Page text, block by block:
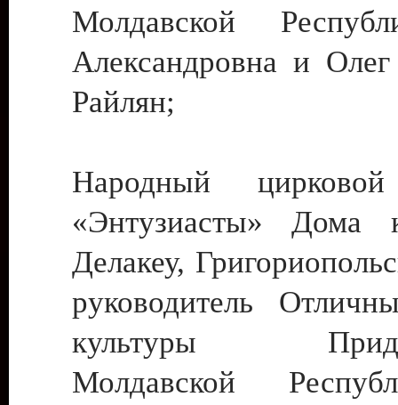
Молдавской
Александровна и
Райлян;
Народный цирковой
«Энтузиасты» Дома
Делакеу,
руководитель
культуры
Молдавской